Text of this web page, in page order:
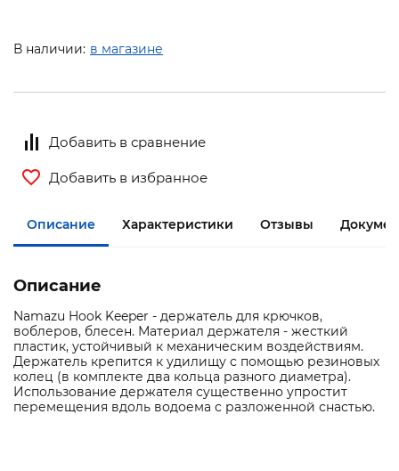
В наличии: в магазине
Добавить в сравнение
Добавить в избранное
Описание Характеристики Отзывы
Описание
Namazu Hook Keeper - держатель для крючков,
воблеров, блесен. Материал держателя - жесткий
пластик, устойчивый к механическим воздействиям.
Держатель крепится к удилищу с помощью резиновых
колец (в комплекте два кольца разного диаметра).
Использование держателя существенно упростит
перемещения вдоль водоема с разложенной снастью.